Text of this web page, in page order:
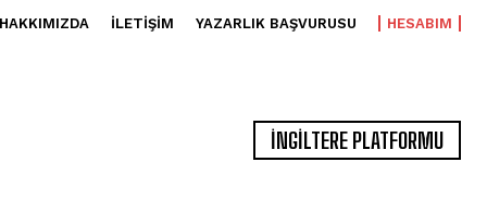
HAKKIMIZDA İLETIŞIM YAZARLIK BAŞVURUSU HESABIM
İNGİLTERE PLATFORMU